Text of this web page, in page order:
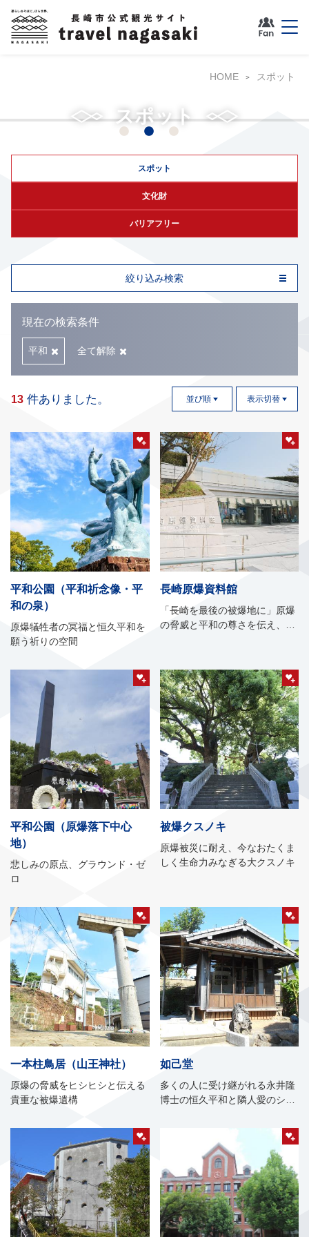
HOME スポット
スポット
スポット
文化財
バリアフリー
絞り込み検索
現在の検索条件
平和 全て解除
13 件ありました。 並び順 表示切替
平和公園（平和祈念像・平
和の泉）
原爆犠牲者の冥福と恒久平和を
願う祈りの空間
長崎原爆資料館
「長崎を最後の被爆地に」原爆
の脅威と平和の尊さを伝え、恒
平和公園（原爆落下中心
地）
悲しみの原点、グラウンド・ゼ
ロ
被爆クスノキ
原爆被災に耐え、今なおたくま
しく生命力みなぎる大クスノキ
一本柱鳥居（山王神社）
原爆の脅威をヒシヒシと伝える
貴重な被爆遺構
如己堂
多くの人に受け継がれる永井隆
博士の恒久平和と隣人愛のシン